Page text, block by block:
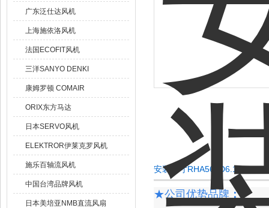
广东泛仕达风机
上海施依洛风机
法国ECOFIT风机
三洋SANYO DENKI
康姆罗顿 COMAIR
ORIX东方马达
日本SERVO风机
ELEKTROR伊莱克罗风机
施乐百轴流风机
中国台湾品牌风机
日本美培亚NMB直流风扇
安装尺寸RHA560D6.155A-
★公司优势品牌 ：